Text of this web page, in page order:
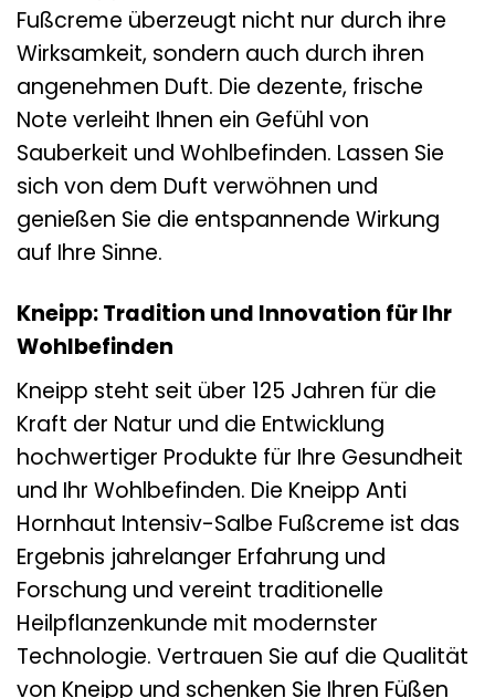
Fußcreme überzeugt nicht nur durch ihre
Wirksamkeit, sondern auch durch ihren
angenehmen Duft. Die dezente, frische
Note verleiht Ihnen ein Gefühl von
Sauberkeit und Wohlbefinden. Lassen Sie
sich von dem Duft verwöhnen und
genießen Sie die entspannende Wirkung
auf Ihre Sinne.
Kneipp: Tradition und Innovation für Ihr
Wohlbefinden
Kneipp steht seit über 125 Jahren für die
Kraft der Natur und die Entwicklung
hochwertiger Produkte für Ihre Gesundheit
und Ihr Wohlbefinden. Die Kneipp Anti
Hornhaut Intensiv-Salbe Fußcreme ist das
Ergebnis jahrelanger Erfahrung und
Forschung und vereint traditionelle
Heilpflanzenkunde mit modernster
Technologie. Vertrauen Sie auf die Qualität
von Kneipp und schenken Sie Ihren Füßen